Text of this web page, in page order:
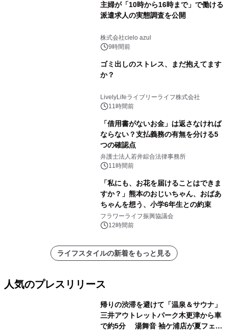
主婦が「10時から16時まで」で働ける
派遣求人の実態調査を公開
株式会社cielo azul
9時間前
ゴミ出しのストレス、まだ抱えてます
か？
LivelyLifeライブリーライフ株式会社
11時間前
「借用書がないお金」は返さなければ
ならない？支払義務の有無を分ける5
つの確認点
弁護士法人若井綜合法律事務所
11時間前
「私にも、お花を届けることはできま
すか？」熊本のおじいちゃん、おばあ
ちゃんを想う、小学6年生との約束
フラワーライフ振興協議会
12時間前
ライフスタイルの新着をもっと見る
人気のプレスリリース
帰りの渋滞を避けて「温泉＆サウナ」
三井アウトレットパーク木更津から車
で約5分 湯舞音 袖ケ浦店が夏フェア